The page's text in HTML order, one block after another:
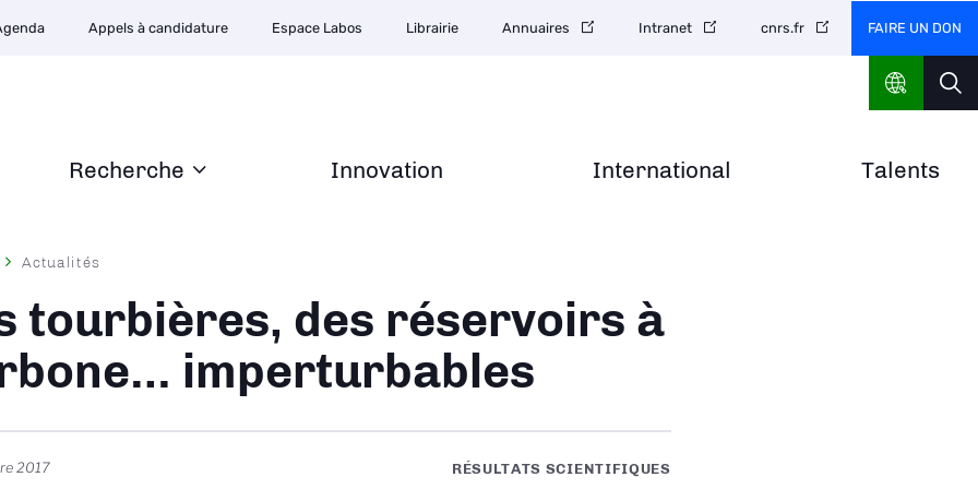
Recherche Innovation International Talents
Appels à candidature Espace Labos Librairie Annuaires Intranet cnrs.fr FAIRE UN DON
Actualités
tourbières, des réservoirs à
imperturbables
2017 RÉSULTATS SCIENTIFIQUES